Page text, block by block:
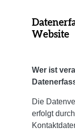
Website
Wer ist
Die
erfolgt